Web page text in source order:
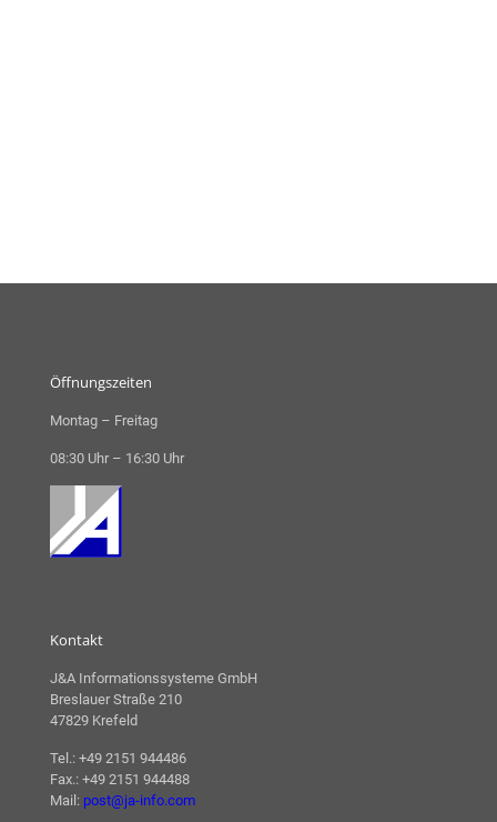
Öffnungszeiten
Montag – Freitag
08:30 Uhr – 16:30 Uhr
Kontakt
J&A Informationssysteme GmbH
Breslauer Straße 210
47829 Krefeld
Tel.: +49 2151 944486
Fax.: +49 2151 944488
Mail: post@ja-info.com